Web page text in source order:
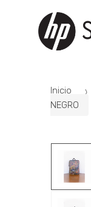
Inicio
NEGRO